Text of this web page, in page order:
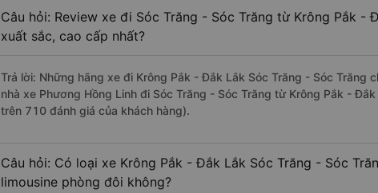
Câu hỏi: Review xe đi Sóc Trăng - Sóc Trăng từ Krông Pắk -
xuất sắc, cao cấp nhất?
Trả lời: Những hãng xe đi Krông Pắk - Đắk Lắk Sóc Trăng - Sóc Trăng
nhà xe Phương Hồng Linh đi Sóc Trăng - Sóc Trăng từ Krông Pắk -
trên 710 đánh giá của khách hàng).
Câu hỏi: Có loại xe Krông Pắk - Đắk Lắk Sóc Trăng - Sóc
limousine phòng đôi không?